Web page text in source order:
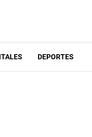
DEPORTES